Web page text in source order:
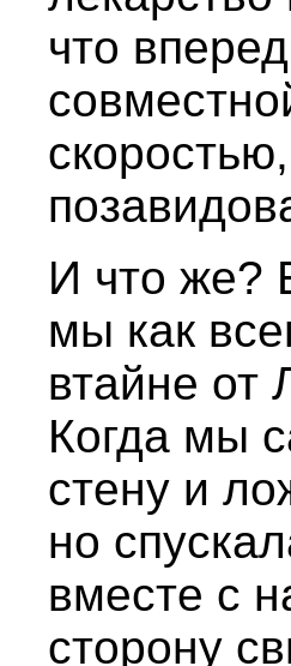
что
И что же?
мы как
втайне от
Когда мы
стену и
но
вместе с
сторону